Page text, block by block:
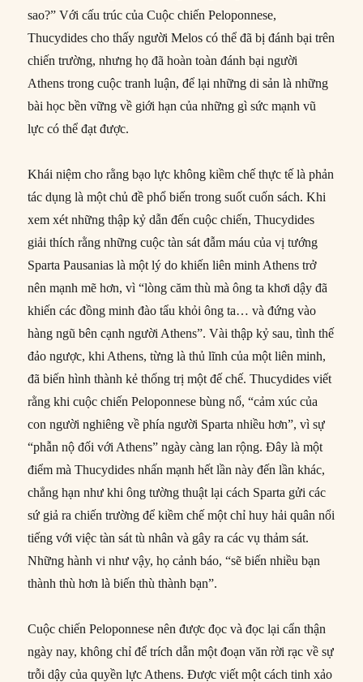
sao?” Với cấu trúc của Cuộc chiến Peloponnese,
Thucydides cho thấy người Melos có thể đã bị đánh bại trên
chiến trường, nhưng họ đã hoàn toàn đánh bại người
Athens trong cuộc tranh luận, để lại những di sản là những
bài học bền vững về giới hạn của những gì sức mạnh vũ
lực có thể đạt được.
Khái niệm cho rằng bạo lực không kiềm chế thực tế là phản
tác dụng là một chủ đề phổ biến trong suốt cuốn sách. Khi
xem xét những thập kỷ dẫn đến cuộc chiến, Thucydides
giải thích rằng những cuộc tàn sát đẫm máu của vị tướng
Sparta Pausanias là một lý do khiến liên minh Athens trở
nên mạnh mẽ hơn, vì “lòng căm thù mà ông ta khơi dậy đã
khiến các đồng minh đào tẩu khỏi ông ta… và đứng vào
hàng ngũ bên cạnh người Athens”. Vài thập kỷ sau, tình thế
đảo ngược, khi Athens, từng là thủ lĩnh của một liên minh,
đã biến hình thành kẻ thống trị một đế chế. Thucydides viết
rằng khi cuộc chiến Peloponnese bùng nổ, “cảm xúc của
con người nghiêng về phía người Sparta nhiều hơn”, vì sự
“phẫn nộ đối với Athens” ngày càng lan rộng. Đây là một
điểm mà Thucydides nhấn mạnh hết lần này đến lần khác,
chẳng hạn như khi ông tường thuật lại cách Sparta gửi các
sứ giả ra chiến trường để kiềm chế một chỉ huy hải quân nổi
tiếng với việc tàn sát tù nhân và gây ra các vụ thảm sát.
Những hành vi như vậy, họ cảnh báo, “sẽ biến nhiều bạn
thành thù hơn là biến thù thành bạn”.
Cuộc chiến Peloponnese nên được đọc và đọc lại cẩn thận
ngày nay, không chỉ để trích dẫn một đoạn văn rời rạc về sự
trỗi dậy của quyền lực Athens. Được viết một cách tinh xảo